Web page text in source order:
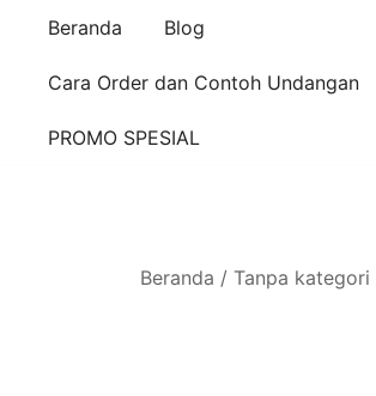
Beranda Blog
Cara Order dan Contoh Undangan
PROMO SPESIAL
Beranda / Tanpa kategori